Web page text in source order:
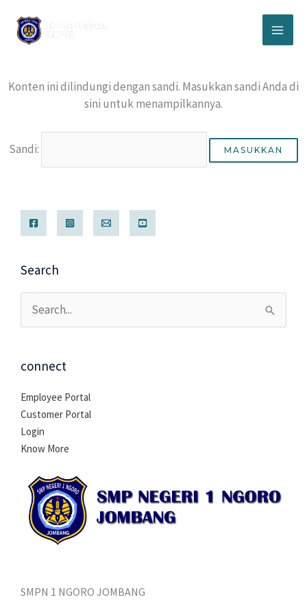
konten
Konten ini dilindungi dengan sandi. Masukkan sandi Anda di
sini untuk menampilkannya.
Sandi:
Search
Cari
untuk:
connect
Employee Portal
Customer Portal
Login
Know More
SMPN 1 NGORO JOMBANG